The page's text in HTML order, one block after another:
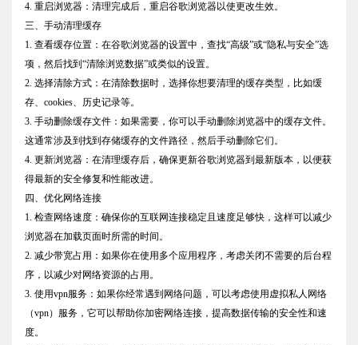
4. 重启浏览器：清理完成后，重启谷歌浏览器以使更改生效。
三、手动清理缓存
1. 查看缓存位置：在谷歌浏览器的设置中，查找“高级”或“隐私与安全”选
项，然后找到“清除浏览数据”或类似的设置。
2. 选择清除方式：在清除数据时，选择你想要清理的缓存类型，比如缓
存、cookies、历史记录等。
3. 手动删除缓存文件：如果需要，你可以手动删除浏览器中的缓存文件。
这通常涉及到找到存储缓存的文件路径，然后手动删除它们。
4. 更新浏览器：在清理缓存后，确保更新谷歌浏览器到最新版本，以便获
得最新的安全修复和性能改进。
四、优化网络连接
1. 检查网络速度：确保你的互联网连接稳定且速度足够快，这样可以减少
浏览器在加载页面时所需的时间。
2. 减少带宽占用：如果你在使用多个应用程序，考虑关闭不需要的后台程
序，以减少对网络资源的占用。
3. 使用vpn服务：如果你经常遇到网络问题，可以考虑使用虚拟私人网络
（vpn）服务，它可以帮助你加密网络连接，提高数据传输的安全性和速
度。